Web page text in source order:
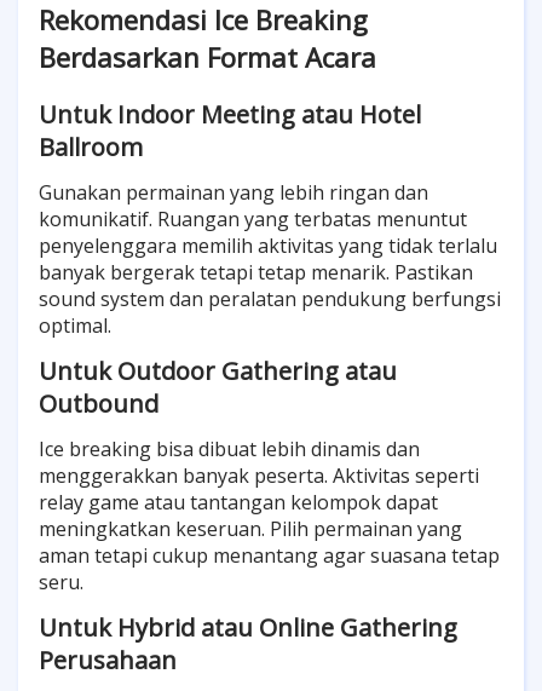
Rekomendasi Ice Breaking
Berdasarkan Format Acara
Untuk Indoor Meeting atau Hotel
Ballroom
Gunakan permainan yang lebih ringan dan
komunikatif. Ruangan yang terbatas menuntut
penyelenggara memilih aktivitas yang tidak terlalu
banyak bergerak tetapi tetap menarik. Pastikan
sound system dan peralatan pendukung berfungsi
optimal.
Untuk Outdoor Gathering atau
Outbound
Ice breaking bisa dibuat lebih dinamis dan
menggerakkan banyak peserta. Aktivitas seperti
relay game atau tantangan kelompok dapat
meningkatkan keseruan. Pilih permainan yang
aman tetapi cukup menantang agar suasana tetap
seru.
Untuk Hybrid atau Online Gathering
Perusahaan